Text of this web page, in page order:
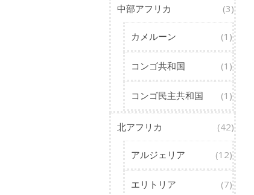
中部アフリカ (3)
カメルーン (1)
コンゴ共和国 (1)
コンゴ民主共和国 (1)
北アフリカ (42)
アルジェリア (12)
エリトリア (7)